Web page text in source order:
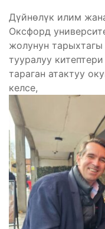
Дүйнөлүк илим
Оксфорд
жолунун
тууралуу
тараган атактуу
келсе,